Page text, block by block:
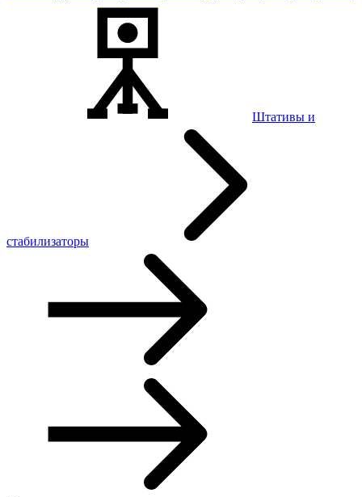
Штативы и
стабилизаторы